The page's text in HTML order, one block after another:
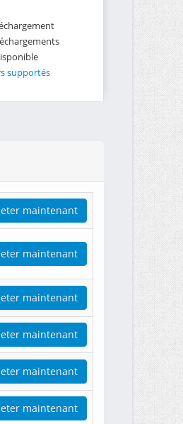
supportés
maintenant
maintenant
maintenant
maintenant
maintenant
maintenant